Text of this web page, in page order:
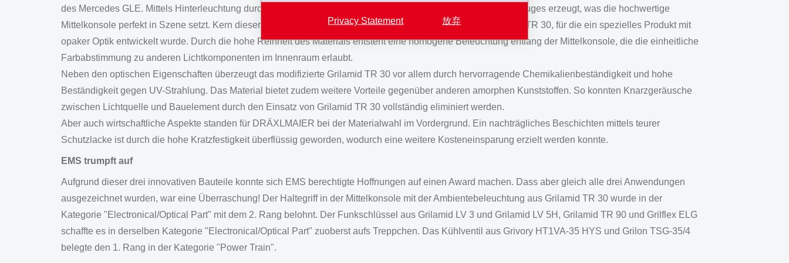
Privacy Statement 放弃
des Mercedes GLE. Mittels Hinterleuchtung durch farbige LEDs wird eine elegante Kontur in Form eines Linienzuges erzeugt, was die hochwertige
Mittelkonsole perfekt in Szene setzt. Kern dieser Anwendung ist eine Streuscheibe aus dem amorphen Grilamid TR 30, für die ein spezielles Produkt mit
opaker Optik entwickelt wurde. Durch die hohe Reinheit des Materials entsteht eine homogene Beleuchtung entlang der Mittelkonsole, die die einheitliche
Farbabstimmung zu anderen Lichtkomponenten im Innenraum erlaubt.
Neben den optischen Eigenschaften überzeugt das modifizierte Grilamid TR 30 vor allem durch hervorragende Chemikalienbeständigkeit und hohe
Beständigkeit gegen UV-Strahlung. Das Material bietet zudem weitere Vorteile gegenüber anderen amorphen Kunststoffen. So konnten Knarzgeräusche
zwischen Lichtquelle und Bauelement durch den Einsatz von Grilamid TR 30 vollständig eliminiert werden.
Aber auch wirtschaftliche Aspekte standen für DRÄXLMAIER bei der Materialwahl im Vordergrund. Ein nachträgliches Beschichten mittels teurer
Schutzlacke ist durch die hohe Kratzfestigkeit überflüssig geworden, wodurch eine weitere Kosteneinsparung erzielt werden konnte.
EMS trumpft auf
Aufgrund dieser drei innovativen Bauteile konnte sich EMS berechtigte Hoffnungen auf einen Award machen. Dass aber gleich alle drei Anwendungen
ausgezeichnet wurden, war eine Überraschung! Der Haltegriff in der Mittelkonsole mit der Ambientebeleuchtung aus Grilamid TR 30 wurde in der
Kategorie "Electronical/Optical Part" mit dem 2. Rang belohnt. Der Funkschlüssel aus Grilamid LV 3 und Grilamid LV 5H, Grilamid TR 90 und Grilflex ELG
schaffte es in derselben Kategorie "Electronical/Optical Part" zuoberst aufs Treppchen. Das Kühlventil aus Grivory HT1VA-35 HYS und Grilon TSG-35/4
belegte den 1. Rang in der Kategorie "Power Train".